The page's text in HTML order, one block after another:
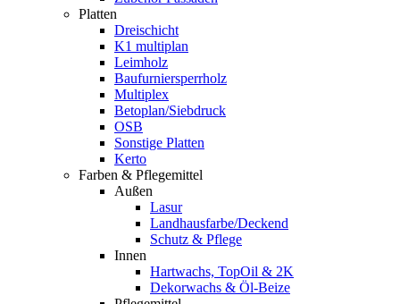
Platten
Dreischicht
K1 multiplan
Leimholz
Baufurniersperrholz
Multiplex
Betoplan/Siebdruck
OSB
Sonstige Platten
Kerto
Farben & Pflegemittel
Außen
Lasur
Landhausfarbe/Deckend
Schutz & Pflege
Innen
Hartwachs, TopOil & 2K
Dekorwachs & Öl-Beize